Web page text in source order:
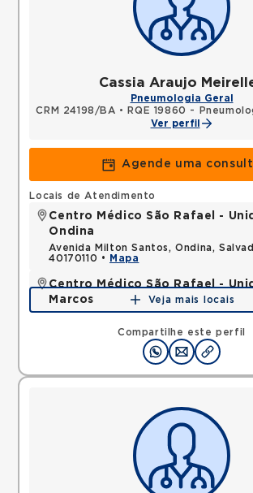
Cassia Araujo
Pneumologia Geral
CRM 24198/BA • RQE 19860 -
Ver perfil
Agende uma
Compartilhe este perfil
Locais de Atendimento
Centro Médico São Rafael -
Ondina
Avenida Milton Santos, Ondina,
40170110 •
Mapa
Centro Médico São Rafael -
Marcos
Rua Sao Rafael, Sao Marcos,
Mapa
Veja mais locais